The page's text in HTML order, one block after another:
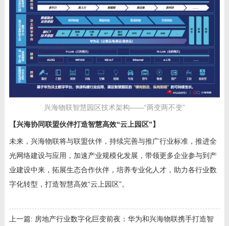
兴海物联智慧园区技术架构——“两变两不变”
【兴海协同联盟伙伴打造智慧高效“云上园区”】
未来，兴海物联将与联盟伙伴，持续完善与推广行业标准，推进全
光网络建设与应用，加速产业规模化发展，带领更多企业参与到产
业建设中来，拓展生态合作伙伴，培养专业化人才，助力各行业数
字化转型，打造智慧高效“云上园区”。
上一篇: 房地产行业数字化巨变前夜：华为和兴海物联携手打造智